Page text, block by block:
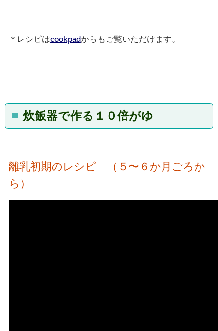
＊レシピはcookpadからもご覧いただけます。
炊飯器で作る１０倍がゆ
離乳初期のレシピ （５〜６か月ごろか
ら）